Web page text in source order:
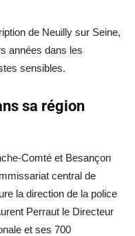
de Neuilly sur Seine,
années dans les
sensibles.
sa région
Comté et Besançon
central de
la direction de la police
Perraut le Directeur
et ses 700